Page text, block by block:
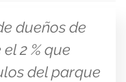
dueños de
2 % que
del parque